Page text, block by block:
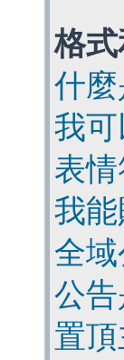
格
什麼
我
表情
我能
全域
公告
置頂